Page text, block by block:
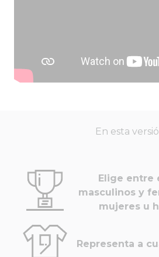
En esta
Elige entre
masculinos y
mujeres u
Representa a